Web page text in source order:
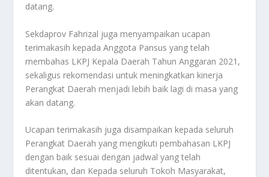
datang.
Sekdaprov Fahrizal juga menyampaikan ucapan
terimakasih kepada Anggota Pansus yang telah
membahas LKPJ Kepala Daerah Tahun Anggaran 2021,
sekaligus rekomendasi untuk meningkatkan kinerja
Perangkat Daerah menjadi lebih baik lagi di masa yang
akan datang.
Ucapan terimakasih juga disampaikan kepada seluruh
Perangkat Daerah yang mengikuti pembahasan LKPJ
dengan baik sesuai dengan jadwal yang telah
ditentukan, dan Kepada seluruh Tokoh Masyarakat,